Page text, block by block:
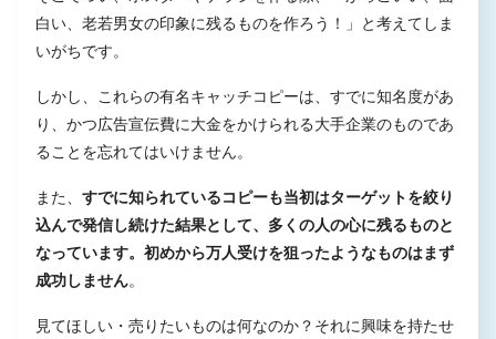
白い、老若男女の印象に残るものを作ろう！」と考えてしま
いがちです。
しかし、これらの有名キャッチコピーは、すでに知名度があ
り、かつ広告宣伝費に大金をかけられる大手企業のものであ
ることを忘れてはいけません。
また、 すでに知られているコピーも当初はターゲットを絞り
込んで発信し続けた結果として、多くの人の心に残るものと
なっています。初めから万人受けを狙ったようなものはまず
成功しません。
見てほしい・売りたいものは何なのか？それに興味を持たせ